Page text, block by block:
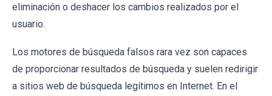
eliminación o deshacer los cambios realizados por el
usuario.
Los motores de búsqueda falsos rara vez son capaces
de proporcionar resultados de búsqueda y suelen redirigir
a sitios web de búsqueda legítimos en Internet. En el